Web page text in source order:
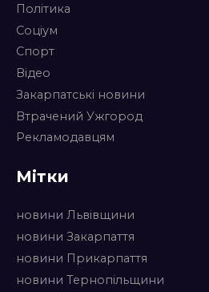
Політика
Соціум
Спорт
Відео
Закарпатські новини
Втрачений Ужгород
Рекламодавцям
Мітки
новини Львівщини
новини Закарпаття
новини Прикарпаття
новини Тернопільщини